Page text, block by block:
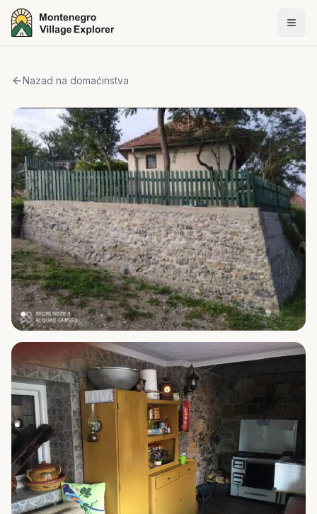
Nazad na domaćinstva